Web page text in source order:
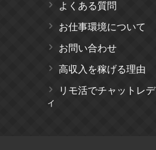
よくある質問
お仕事環境について
お問い合わせ
高収入を稼げる理由
リモ活でチャットレデ
ィ